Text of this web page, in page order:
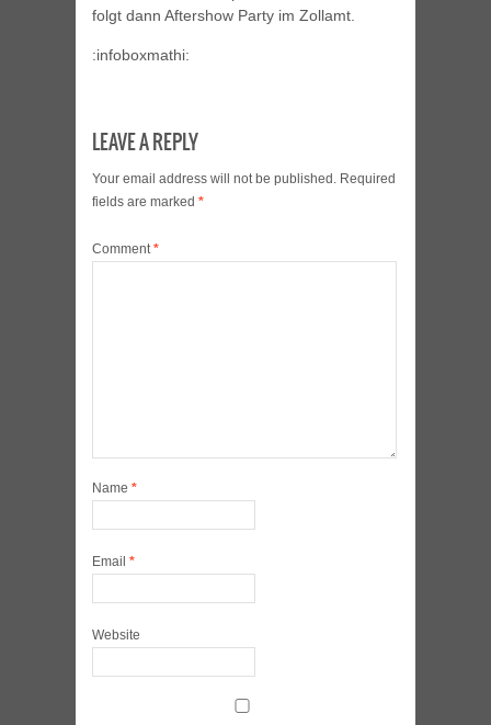
folgt dann Aftershow Party im Zollamt.
:infoboxmathi:
LEAVE A REPLY
Your email address will not be published. Required
fields are marked *
Comment*
Name *
Email *
Website